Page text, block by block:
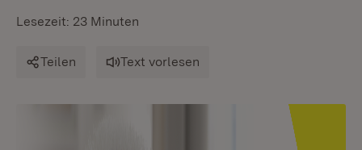
Lesezeit: 23 Minuten
Teilen Text vorlesen